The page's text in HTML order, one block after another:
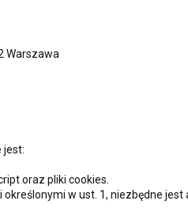
Warszawa
jest:
oraz pliki cookies.
w ust. 1, niezbędne jest